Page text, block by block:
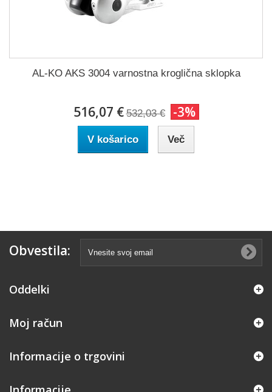
AL-KO AKS 3004 varnostna kroglična sklopka
516,07 € 532,03 € -3%
V košarico Več
Obvestila:
Oddelki
Moj račun
Informacije o trgovini